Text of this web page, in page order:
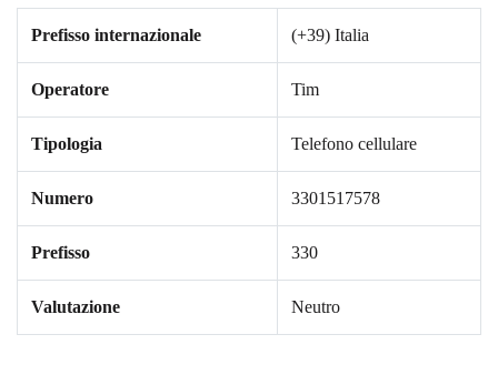
Prefisso internazionale (+39) Italia
Operatore Tim
Tipologia Telefono cellulare
Numero 3301517578
Prefisso 330
Valutazione Neutro